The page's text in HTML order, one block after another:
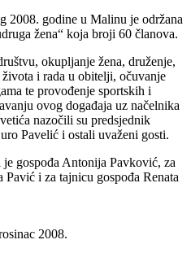
2008. godine u Malinu je održana
žena“ koja broji 60 članova.
okupljanje žena, druženje,
i rada u obitelji, očuvanje
te provođenje sportskih i
ovog događaja uz načelnika
nazočili su predsjednik
Pavelić i ostali uvaženi gosti.
gospođa Antonija Pavković, za
i za tajnicu gospođa Renata
2008.